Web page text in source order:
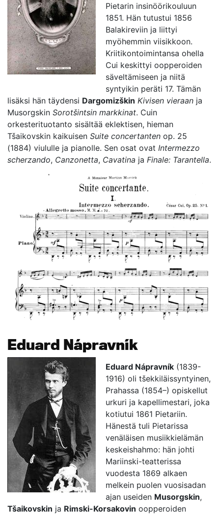
Pietarin insinöörikouluun
1851. Hän tutustui 1856
Balakireviin ja liittyi
myöhemmin viisikkoon.
Kriitikontoimintansa ohella
Cui keskittyi oopperoiden
säveltämiseen ja niitä
syntyikin peräti 17. Tämän
lisäksi hän täydensi Dargomizškin Kivisen vieraan ja
Musorgskin Sorotšintsin markkinat. Cuin
orkesterituotanto sisältää eklektisen, hieman
Tšaikovskin kaikuisen Suite concertanten op. 25
(1884) viululle ja pianolle. Sen osat ovat Intermezzo
scherzando, Canzonetta, Cavatina ja Finale: Tarantella.
Eduard Nápravník
Eduard Nápravník (1839-
1916) oli tšekkiläissyntyinen,
Prahassa (1854–) opiskellut
urkuri ja kapellimestari, joka
kotiutui 1861 Pietariin.
Hänestä tuli Pietarissa
venäläisen musiikkielämän
keskeishahmo: hän johti
Mariinski-teatterissa
vuodesta 1869 alkaen
melkein puolen vuosisadan
ajan useiden Musorgskin,
Tšaikovskin ja Rimski-Korsakovin oopperoiden